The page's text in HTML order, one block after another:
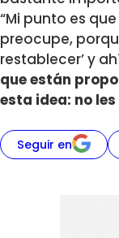
“Mi punto es
preocupe,
restablecer’ y
que están
esta idea: no
Seguir en